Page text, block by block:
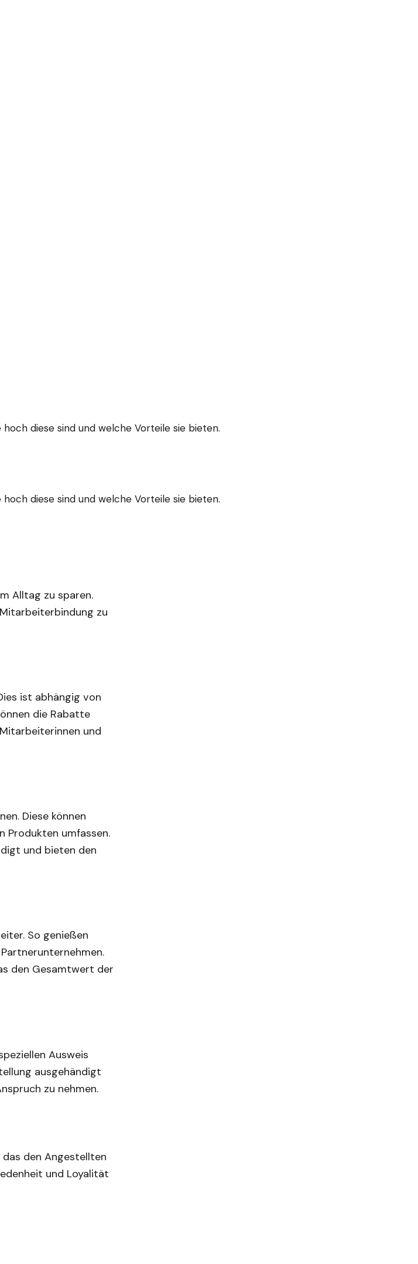
diese sind und welche Vorteile sie bieten.
diese sind und welche Vorteile sie bieten.
Alltag zu sparen.
zu
ist abhängig von
die Rabatte
und
Diese können
Produkten umfassen.
und bieten den
So genießen
den Gesamtwert der
Ausweis
ausgehändigt
zu nehmen.
den Angestellten
und Loyalität